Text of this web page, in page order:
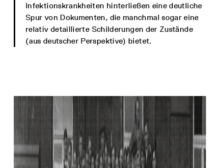
Infektionskrankheiten hinterließen eine deutliche
Spur von Dokumenten, die manchmal sogar eine
relativ detaillierte Schilderungen der Zustände
(aus deutscher Perspektive) bietet.